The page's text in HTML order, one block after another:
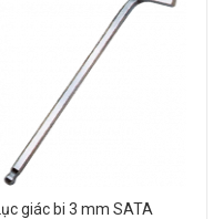
Lục giác bi 3 mm SATA